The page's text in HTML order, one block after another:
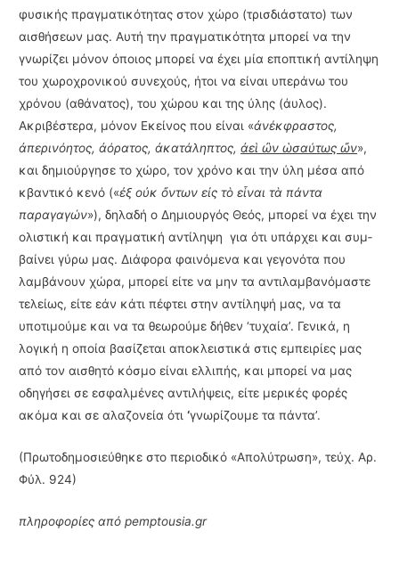
φυσικής πραγματικότητας στον χώρο (τρισδιάστατο) των
αισθήσεων μας. Αυτή την πραγματικότητα μπορεί να την
γνωρίζει μόνον όποιος μπορεί να έχει μία εποπτική αντίληψη
του χωροχρονικού συνεχούς, ήτοι να είναι υπεράνω του
χρόνου (αθάνατος), του χώρου και της ύλης (άυλος).
Ακριβέστερα, μόνον Εκείνος που είναι «ἀνέκφραστος,
ἀπερινόητος, ἀό­ρα­τος, ἀκατάληπτος,ἀεὶ ὢν ὡσαύτως ὤν»,
και δημιούργησε το χώρο, τον χρόνο και την ύλη μέσα από
κβαντικό κενό («ἐξ οὐκ ὄντων εἰς τὸ εἶναι τὰ πάντα
παραγαγών»), δηλαδή ο Δημι­ουργός Θεός, μπορεί να έχει την
ολιστική και πραγματική αντίληψη για ότι υπάρχει και συμ­
βαίνει γύρω μας. Διάφορα φαινόμενα και γεγονότα που
λαμβάνουν χώρα, μπορεί είτε να μην τα αντιλαμβανόμαστε
τελείως, είτε εάν κάτι πέφτει στην αντίληψή μας, να τα
υποτιμούμε και να τα θεωρούμε δήθεν ‘τυχαία’. Γενικά, η
λογική η οποία βασίζεται αποκλειστικά στις εμπειρίες μας
από τον αισθητό κόσμο είναι ελλιπής, και μπορεί να μας
οδηγήσει σε εσφαλμένες αντιλήψεις, είτε μερικές φορές
ακόμα και σε αλαζονεία ότι‘γνωρίζουμε τα πάντα’.
(Πρωτοδημοσιεύθηκε στο περιοδικό «Απολύτρωση», τεύχ. Αρ.
Φύλ. 924)
πληροφορίες από pemptousia.gr